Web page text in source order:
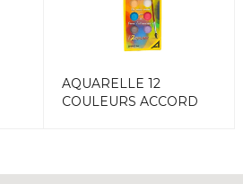
AQUARELLE 12
COULEURS ACCORD